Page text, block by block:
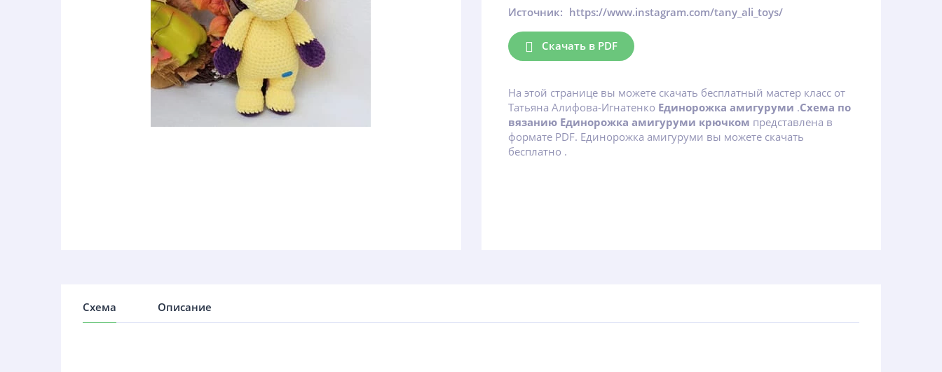
Источник: https://www.instagram.com/tany_ali_toys/
Скачать в PDF
На этой странице вы можете скачать бесплатный мастер класс от
Татьяна Алифова-Игнатенко Единорожка амигуруми .Схема по
вязанию Единорожка амигуруми крючком представлена в
формате PDF. Единорожка амигуруми вы можете скачать
бесплатно .
Схема Описание